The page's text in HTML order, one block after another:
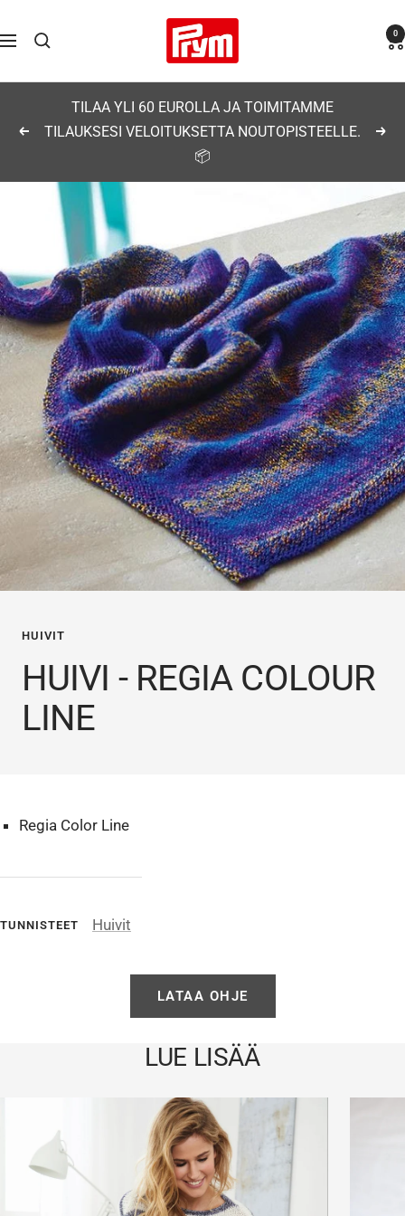
sisältöön
Navigaatio
Prym 0
Edellinen
TILAA YLI 60 EUROLLA JA TOIMITAMME
TILAUKSESI VELOITUKSETTA NOUTOPISTEELLE.
📦
HUIVIT
HUIVI - REGIA COLOUR
LINE
TUNNISTEET Huivit
Regia Color Line
LATAA OHJE
LUE LISÄÄ